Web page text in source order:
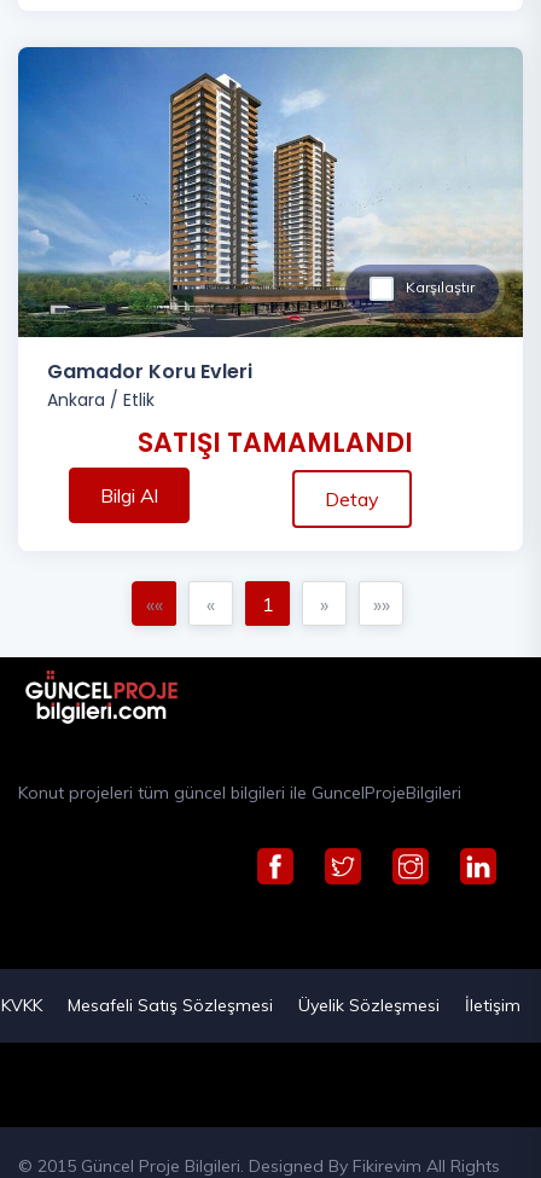
Karşılaştır
Gamador Koru Evleri
Ankara / Etlik
SATIŞI TAMAMLANDI
Bilgi Al Detay
«« « 1 » »»
Konut projeleri tüm güncel bilgileri ile GuncelProjeBilgileri
KVKK Mesafeli Satış Sözleşmesi Üyelik Sözleşmesi İletişim
© 2015 Güncel Proje Bilgileri. Designed By Fikirevim All Rights